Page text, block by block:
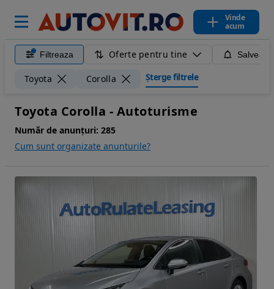
Vinde
acum
Filtreaza Oferte pentru tine
Toyota Corolla Șterge filtrele
Toyota Corolla - Autoturisme
Număr de anunțuri: 285
Cum sunt organizate anunturile?